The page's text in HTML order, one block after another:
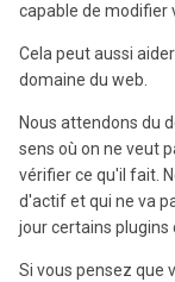
capable de modifier
Cela peut aussi
domaine du web.
Nous attendons du
sens où on ne veut
vérifier ce qu'il fait.
d'actif et qui ne va
jour certains
Si vous pensez que